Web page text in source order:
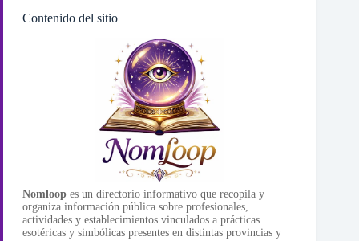
Contenido del sitio
Nomloop es un directorio informativo que recopila y
organiza información pública sobre profesionales,
actividades y establecimientos vinculados a prácticas
esotéricas y simbólicas presentes en distintas provincias y